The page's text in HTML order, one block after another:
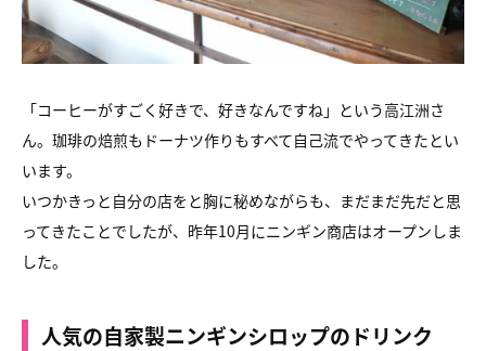
「コーヒーがすごく好きで、好きなんですね」という高江洲さ
ん。珈琲の焙煎もドーナツ作りもすべて自己流でやってきたとい
います。
いつかきっと自分の店をと胸に秘めながらも、まだまだ先だと思
ってきたことでしたが、昨年10月にニンギン商店はオープンしま
した。
人気の自家製ニンギンシロップのドリンク